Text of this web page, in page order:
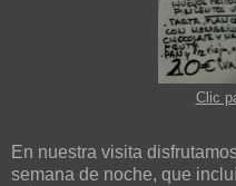
Clic
En nuestra visita
semana de noche, que